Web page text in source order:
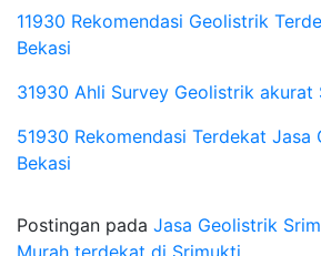
11930 Rekomendasi Geolistrik
Bekasi
31930 Ahli Survey Geolistrik akurat
51930 Rekomendasi Terdekat Jasa
Bekasi
Postingan pada Jasa Geolistrik
Murah terdekat di Srimukti